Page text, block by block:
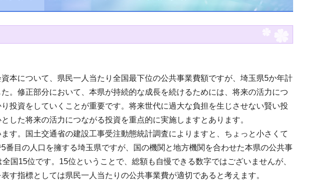
本について、県民一人当たり全国最下位の公共事業費額ですが、埼玉県5か年計
。修正部分において、本県が持続的な成長を続けるためには、将来の活力につ
投資をしていくことが重要です。将来世代に過大な負担を生じさせない賢い投
した将来の活力につながる投資を重点的に実施しますとあります。
す。国土交通省の建設工事受注動態統計調査によりますと、ちょっと小さくて
目の人口を擁する埼玉県ですが、国の機関と地方機関を合わせた本県の公共事
国15位です。15位ということで、総額も自慢できる数字ではございませんが、
す指標としては県民一人当たりの公共事業費が適切であると考えます。